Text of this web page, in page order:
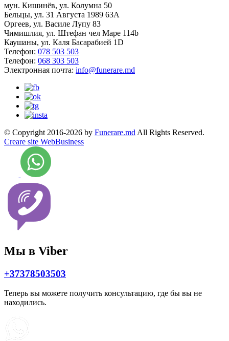
мун. Кишинёв, ул. Колумна 50
Бельцы, ул. 31 Августа 1989 63А
Оргеев, ул. Василе Лупу 83
Чимишлия, ул. Штефан чел Маре 114b
Каушаны, ул. Каля Басарабией 1D
Телефон: 078 503 503
Телефон: 068 303 503
Электронная почта: info@funerare.md
© Copyright 2016-2026 by Funerare.md All Rights Reserved.
Creare site WebBusiness
Мы в Viber
+37378503503
Теперь вы можете получить консультацию, где бы вы не
находились.